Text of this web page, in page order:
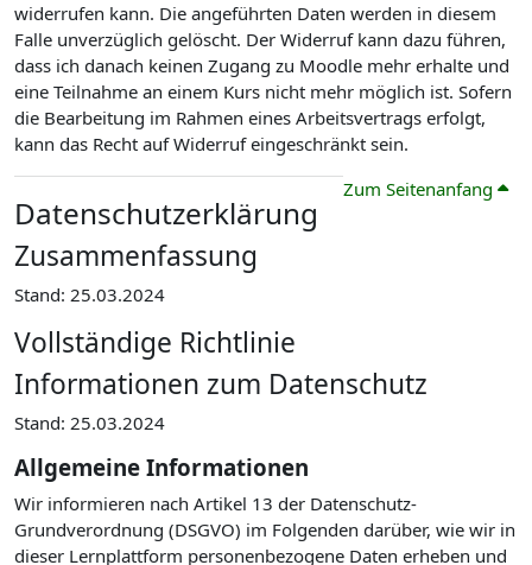
widerrufen kann. Die angeführten Daten werden in diesem
Falle unverzüglich gelöscht. Der Widerruf kann dazu führen,
dass ich danach keinen Zugang zu Moodle mehr erhalte und
eine Teilnahme an einem Kurs nicht mehr möglich ist. Sofern
die Bearbeitung im Rahmen eines Arbeitsvertrags erfolgt,
kann das Recht auf Widerruf eingeschränkt sein.
Zum Seitenanfang
Datenschutzerklärung
Zusammenfassung
Stand: 25.03.2024
Vollständige Richtlinie
Informationen zum Datenschutz
Stand: 25.03.2024
Allgemeine Informationen
Wir informieren nach Artikel 13 der Datenschutz-
Grundverordnung (DSGVO) im Folgenden darüber, wie wir in
dieser Lernplattform personenbezogene Daten erheben und